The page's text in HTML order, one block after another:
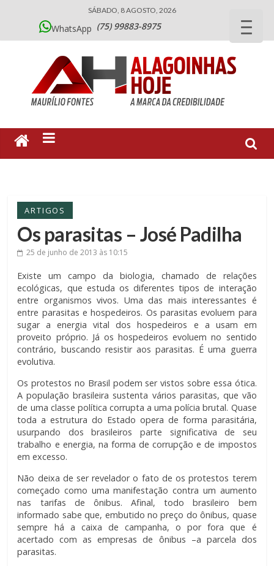
SÁBADO, 8 AGOSTO, 2026
WhatsApp (75) 99883-8975
ARTIGOS
Os parasitas – José Padilha
25 de junho de 2013 às 10:15
Existe um campo da biologia, chamado de relações
ecológicas, que estuda os diferentes tipos de interação
entre organismos vivos. Uma das mais interessantes é
entre parasitas e hospedeiros. Os parasitas evoluem para
sugar a energia vital dos hospedeiros e a usam em
proveito próprio. Já os hospedeiros evoluem no sentido
contrário, buscando resistir aos parasitas. É uma guerra
evolutiva.
Os protestos no Brasil podem ser vistos sobre essa ótica.
A população brasileira sustenta vários parasitas, que vão
de uma classe política corrupta a uma polícia brutal. Quase
toda a estrutura do Estado opera de forma parasitária,
usurpando dos brasileiros parte significativa de seu
trabalho e energia, na forma de corrupção e de impostos
em excesso.
Não deixa de ser revelador o fato de os protestos terem
começado como uma manifestação contra um aumento
nas tarifas de ônibus. Afinal, todo brasileiro bem
informado sabe que, embutido no preço do ônibus, quase
sempre há a caixa de campanha, o por fora que é
acertado com as empresas de ônibus –a parcela dos
parasitas.